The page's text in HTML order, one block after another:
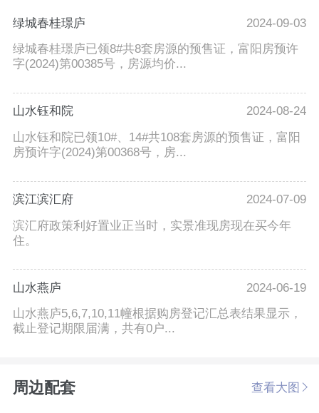
绿城春桂璟庐
2024-09-03
绿城春桂璟庐已领8#共8套房源的预售证，富阳房预许
字(2024)第00385号，房源均价...
山水钰和院
2024-08-24
山水钰和院已领10#、14#共108套房源的预售证，富阳
房预许字(2024)第00368号，房...
滨江滨汇府
2024-07-09
滨汇府政策利好置业正当时，实景准现房现在买今年
住。
山水燕庐
2024-06-19
山水燕庐5,6,7,10,11幢根据购房登记汇总表结果显示，
截止登记期限届满，共有0户...
周边配套 查看大图